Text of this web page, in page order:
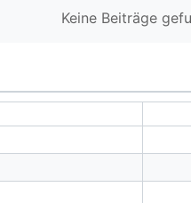
Keine Beiträge